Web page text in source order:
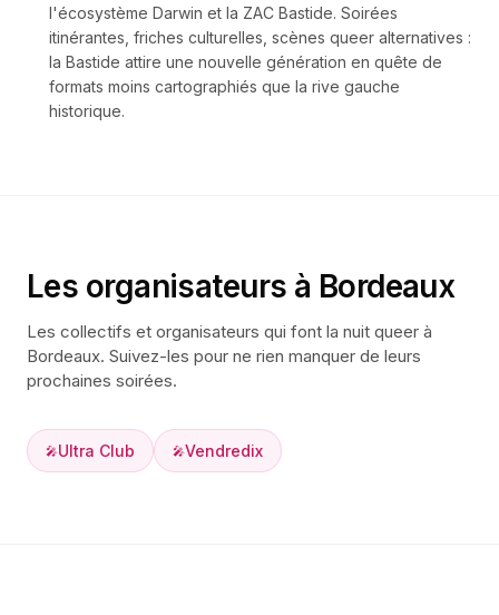
l'écosystème Darwin et la ZAC Bastide. Soirées
itinérantes, friches culturelles, scènes queer alternatives :
la Bastide attire une nouvelle génération en quête de
formats moins cartographiés que la rive gauche
historique.
Les organisateurs à Bordeaux
Les collectifs et organisateurs qui font la nuit queer à
Bordeaux. Suivez-les pour ne rien manquer de leurs
prochaines soirées.
🎤Ultra Club 🎤Vendredix